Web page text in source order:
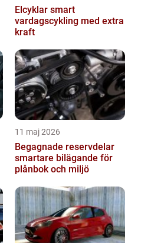
Elcyklar smart
vardagscykling med extra
kraft
11 maj 2026
Begagnade reservdelar
smartare bilägande för
plånbok och miljö